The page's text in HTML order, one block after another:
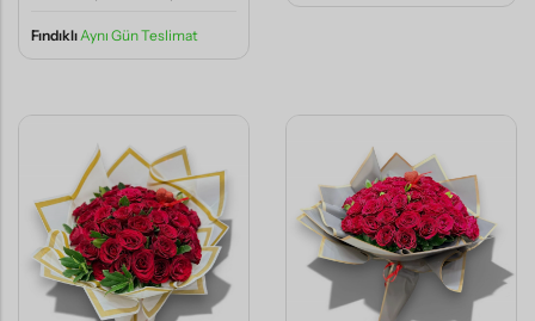
Fındıklı Aynı Gün Teslimat